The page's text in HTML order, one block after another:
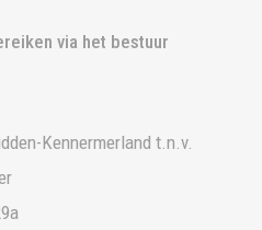
via het bestuur
Kennermerland t.n.v.